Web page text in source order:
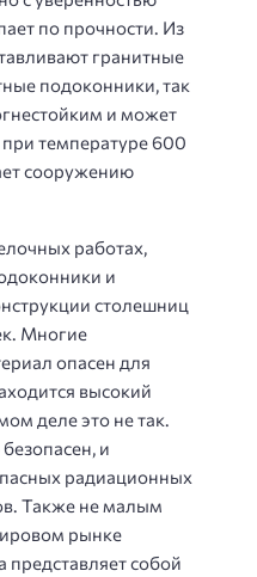
по прочности. Из
гранитные
подоконники, так
и может
при температуре 600
сооружению
работах,
и
столешниц
Многие
опасен для
высокий
деле это не так.
и
радиационных
Также не малым
рынке
представляет собой